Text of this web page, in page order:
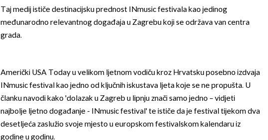
Taj medij ističe destinacijsku prednost INmusic festivala kao jedinog
međunarodno relevantnog događaja u Zagrebu koji se održava van centra
grada.
Američki USA Today u velikom ljetnom vodiču kroz Hrvatsku posebno izdvaja
INmusic festival kao jedno od ključnih iskustava ljeta koje se ne propušta. U
članku navodi kako 'dolazak u Zagreb u lipnju znači samo jedno – vidjeti
najbolje ljetno događanje - INmusic festival' te ističe da je festival tijekom dva
desetljeća zaslužio svoje mjesto u europskom festivalskom kalendaru iz
godine u godinu.